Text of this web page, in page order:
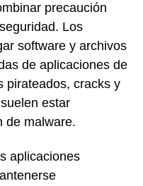
precaución
Los
software y archivos
de aplicaciones de
pirateados, cracks y
estar
de malware.
aplicaciones